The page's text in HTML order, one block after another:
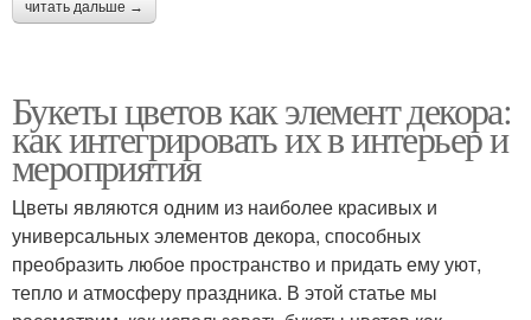
читать дальше →
Букеты цветов как элемент декора:
как интегрировать их в интерьер и
мероприятия
Цветы являются одним из наиболее красивых и
универсальных элементов декора, способных
преобразить любое пространство и придать ему уют,
тепло и атмосферу праздника. В этой статье мы